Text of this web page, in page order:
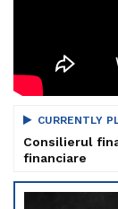
CURRENTLY
Consilierul
financiare